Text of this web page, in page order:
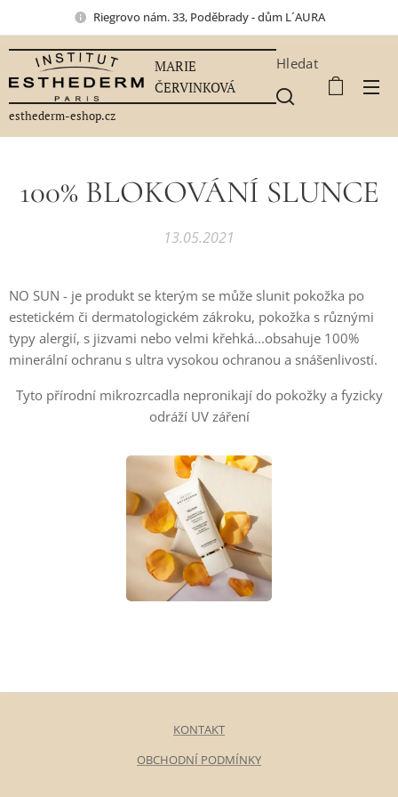
Riegrovo nám. 33, Poděbrady - dům L´AURA
MARIE
ČERVINKOVÁ
esthederm-eshop.cz
Hledat
100% BLOKOVÁNÍ SLUNCE
13.05.2021
NO SUN - je produkt se kterým se může slunit pokožka po
estetickém či dermatologickém zákroku, pokožka s různými
typy alergií, s jizvami nebo velmi křehká...obsahuje 100%
minerální ochranu s ultra vysokou ochranou a snášenlivostí.
Tyto přírodní mikrozrcadla nepronikají do pokožky a fyzicky
odráží UV záření
KONTAKT
OBCHODNÍ PODMÍNKY